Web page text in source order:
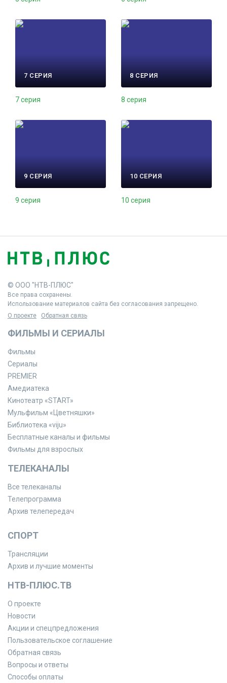
7 СЕРИЯ
7 серия
8 СЕРИЯ
8 серия
9 СЕРИЯ
9 серия
10 СЕРИЯ
10 серия
© ООО "НТВ-ПЛЮС"
Все права сохранены.
Использование материалов сайта без согласования запрещено.
О проекте
Обратная связь
ФИЛЬМЫ И СЕРИАЛЫ
Фильмы
Сериалы
PREMIER
Амедиатека
Кинотеатр «START»
Мульфильм «Цветняшки»
Библиотека «viju»
Бесплатные каналы и фильмы
Фильмы для взрослых
ТЕЛЕКАНАЛЫ
Все телеканалы
Телепрограмма
Архив телепередач
СПОРТ
Трансляции
Архив и лучшие моменты
НТВ-ПЛЮС.ТВ
О проекте
Новости
Акции и спецпредложения
Пользовательское соглашение
Обратная связь
Вопросы и ответы
Способы оплаты